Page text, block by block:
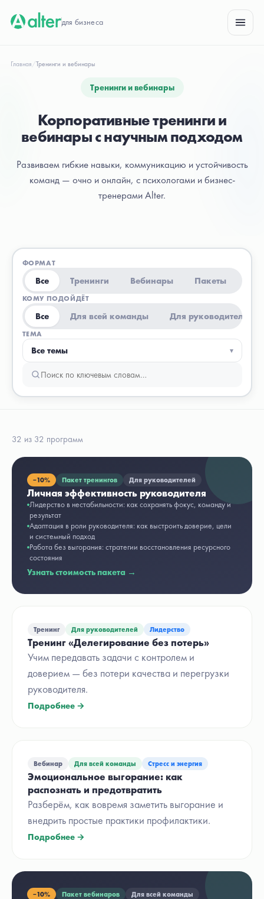
для бизнеса
Главная/Тренинги и вебинары
Тренинги и вебинары
Корпоративные тренинги и
вебинары с научным подходом
Развиваем гибкие навыки, коммуникацию и устойчивость
команд — очно и онлайн, с психологами и бизнес-
тренерами Alter.
ФОРМАТ
Все Тренинги Вебинары Пакеты
КОМУ ПОДОЙДЁТ
Все Для всей команды Для руководителей
ТЕМА
Все темы ▾
32 из 32 программ
Тренинг Для руководителей Лидерство
Тренинг «Делегирование без потерь»
Учим передавать задачи с контролем и
доверием — без потери качества и перегрузки
руководителя.
Подробнее →
Вебинар Для всей команды Стресс и энергия
Эмоциональное выгорание: как
распознать и предотвратить
Разберём, как вовремя заметить выгорание и
внедрить простые практики профилактики.
Подробнее →
−10% Пакет тренингов Для руководителей
Личная эффективность руководителя
Лидерство в нестабильности: как сохранять фокус, команду и
результат
Адаптация в роли руководителя: как выстроить доверие, цели
и системный подход
Работа без выгорания: стратегии восстановления ресурсного
состояния
Узнать стоимость пакета →
−10% Пакет вебинаров Для всей команды